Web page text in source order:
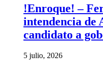
!Enroque! –
intendencia de
candidato a
5 julio, 2026